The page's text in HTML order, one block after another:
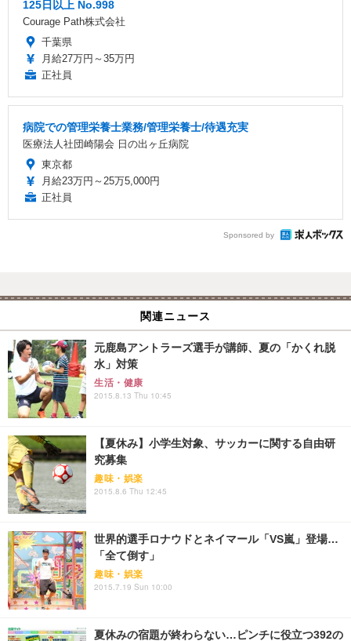
125日以上 No.998
Courage Path株式会社
千葉県
月給27万円～35万円
正社員
病院での管理栄養士業務/管理栄養士/待遇充実
医療法人社団崎陽会 日の出ヶ丘病院
東京都
月給23万円～25万5,000円
正社員
Sponsored by
関連ニュース
元鹿島アントラーズ選手が講師、夏の「かくれ脱
水」対策
生活・健康
2015.8.13 Thu 10:45
【夏休み】小学生対象、サッカーに関する自由研
究募集
趣味・娯楽
2015.8.6 Thu 12:45
世界的選手ロナウドとネイマール「VS嵐」登場…
「全て倒す」
趣味・娯楽
2015.7.19 Sun 10:00
夏休みの宿題が終わらない…ピンチに役立つ392の